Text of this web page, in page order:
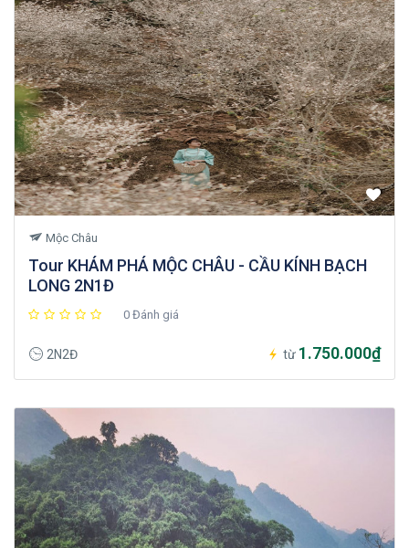
Mộc Châu
Tour KHÁM PHÁ MỘC CHÂU - CẦU KÍNH BẠCH
LONG 2N1Đ
0 Đánh giá
2N2Đ từ 1.750.000₫